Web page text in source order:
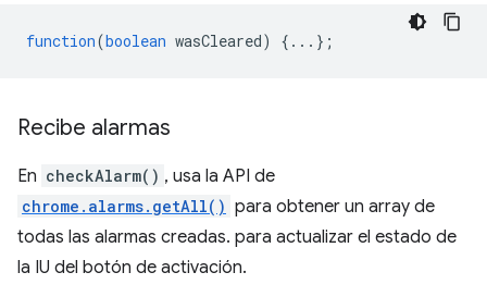
function(boolean wasCleared) {...};
Recibe alarmas
En checkAlarm() , usa la API de
chrome.alarms.getAll() para obtener un array de
todas las alarmas creadas. para actualizar el estado de
la IU del botón de activación.